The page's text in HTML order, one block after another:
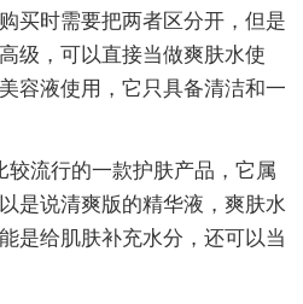
买时需要把两者区分开，但是
级，可以直接当做爽肤水使
容液使用，它只具备清洁和一
较流行的一款护肤产品，它属
是说清爽版的精华液，爽肤水
是给肌肤补充水分，还可以当